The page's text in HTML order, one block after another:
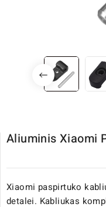
Aliuminis Xiaomi
Xiaomi paspirtuko
detalei. Kabliukas